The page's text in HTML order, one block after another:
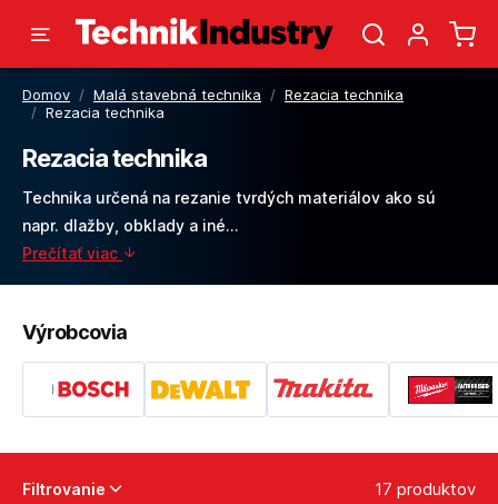
Domov / Malá stavebná technika / Rezacia technika
/ Rezacia technika
Rezacia technika
Technika určená na rezanie tvrdých materiálov ako sú
napr. dlažby, obklady a iné...
Prečítať viac
Výrobcovia
Filtrovanie 17 produktov